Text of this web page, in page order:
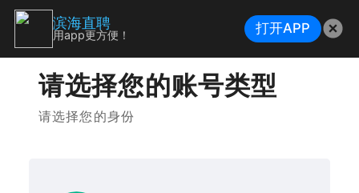
请选择您的账号类型
请选择您的身份
滨海直聘
用app更方便！ 打开APP